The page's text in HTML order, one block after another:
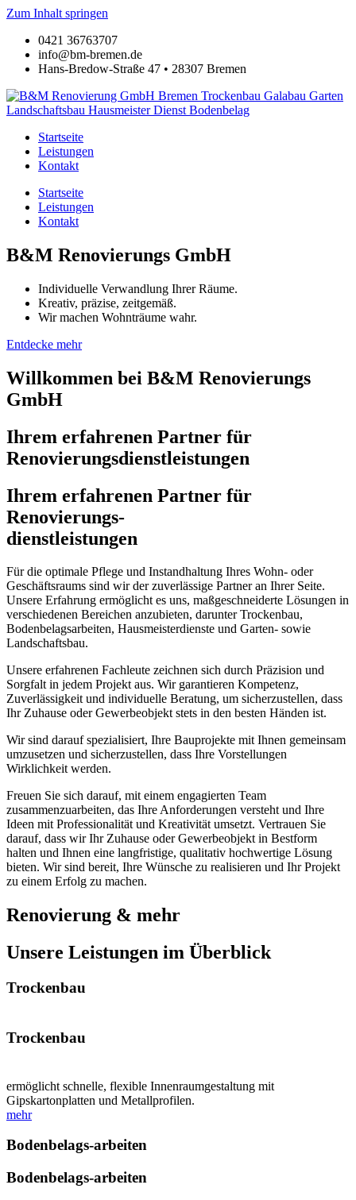
Zum Inhalt springen
0421 36763707
info@bm-bremen.de
Hans-Bredow-Straße 47 • 28307 Bremen
Startseite
Leistungen
Kontakt
Startseite
Leistungen
Kontakt
B&M Renovierungs GmbH
Individuelle Verwandlung Ihrer Räume.
Kreativ, präzise, zeitgemäß.
Wir machen Wohnträume wahr.
Entdecke mehr
Willkommen bei B&M Renovierungs
GmbH
Ihrem erfahrenen Partner für
Renovierungsdienstleistungen
Ihrem erfahrenen Partner für
Renovierungs-
dienstleistungen
Für die optimale Pflege und Instandhaltung Ihres Wohn- oder
Geschäftsraums sind wir der zuverlässige Partner an Ihrer Seite.
Unsere Erfahrung ermöglicht es uns, maßgeschneiderte Lösungen in
verschiedenen Bereichen anzubieten, darunter Trockenbau,
Bodenbelagsarbeiten, Hausmeisterdienste und Garten- sowie
Landschaftsbau.
Unsere erfahrenen Fachleute zeichnen sich durch Präzision und
Sorgfalt in jedem Projekt aus. Wir garantieren Kompetenz,
Zuverlässigkeit und individuelle Beratung, um sicherzustellen, dass
Ihr Zuhause oder Gewerbeobjekt stets in den besten Händen ist.
Wir sind darauf spezialisiert, Ihre Bauprojekte mit Ihnen gemeinsam
umzusetzen und sicherzustellen, dass Ihre Vorstellungen
Wirklichkeit werden.
Freuen Sie sich darauf, mit einem engagierten Team
zusammenzuarbeiten, das Ihre Anforderungen versteht und Ihre
Ideen mit Professionalität und Kreativität umsetzt. Vertrauen Sie
darauf, dass wir Ihr Zuhause oder Gewerbeobjekt in Bestform
halten und Ihnen eine langfristige, qualitativ hochwertige Lösung
bieten. Wir sind bereit, Ihre Wünsche zu realisieren und Ihr Projekt
zu einem Erfolg zu machen.
Renovierung & mehr
Unsere Leistungen im Überblick
Trockenbau
Trockenbau
ermöglicht schnelle, flexible Innenraumgestaltung mit
Gipskartonplatten und Metallprofilen.
mehr
Bodenbelags-arbeiten
Bodenbelags-arbeiten